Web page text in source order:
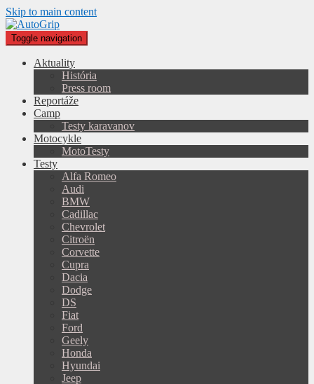
Skip to main content
Toggle navigation
Aktuality
História
Press room
Reportáže
Camp
Testy karavanov
Motocykle
MotoTesty
Testy
Alfa Romeo
Audi
BMW
Cadillac
Chevrolet
Citroën
Corvette
Cupra
Dacia
Dodge
DS
Fiat
Ford
Geely
Honda
Hyundai
Jeep